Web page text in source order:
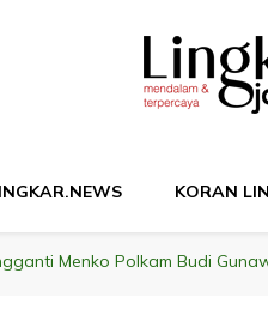
KORAN
Menko Polkam Budi